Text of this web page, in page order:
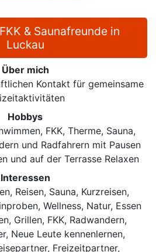
& Saunafreunde in
Luckau
Über mich
Kontakt für gemeinsame
Hobbys
FKK, Therme, Sauna,
und Radfahrern mit Pausen
und auf der Terrasse Relaxen
Interessen
Reisen, Sauna, Kurzreisen,
Wellness, Natur, Essen
Grillen, FKK, Radwandern,
Neue Leute kennenlernen,
Freizeitpartner,